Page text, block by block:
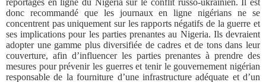
donc recommandé que les journaux en ligne nigérians ne se
concentrent pas uniquement sur les rapports négatifs de la guerre et
ses implications pour les parties prenantes au Nigeria. Ils devraient
adopter une gamme plus diversifiée de cadres et de tons dans leur
couverture, afin d’influencer les parties prenantes à prendre des
mesures pour prévenir les guerres et tenir le gouvernement nigérian
responsable de la fourniture d’une infrastructure adéquate et d’un